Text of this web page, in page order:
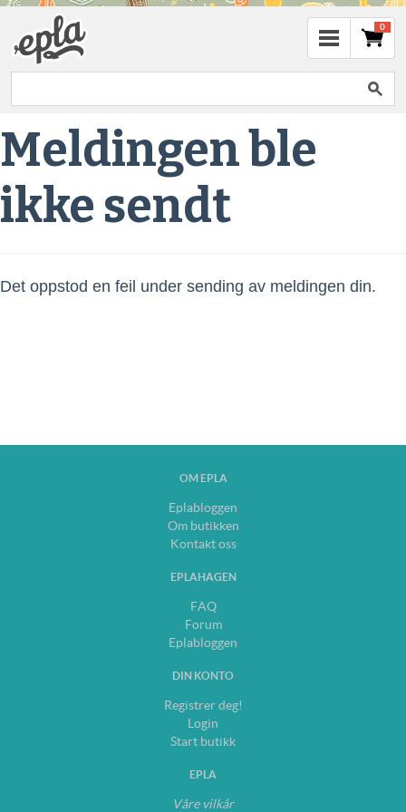
0
Meldingen ble
ikke sendt
Det oppstod en feil under sending av meldingen din.
OM EPLA
Eplabloggen
Om butikken
Kontakt oss
EPLAHAGEN
FAQ
Forum
Eplabloggen
DIN KONTO
Registrer deg!
Login
Start butikk
EPLA
Våre vilkår